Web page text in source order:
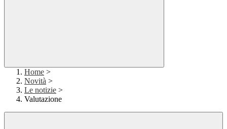
Home >
Novità >
Le notizie >
Valutazione